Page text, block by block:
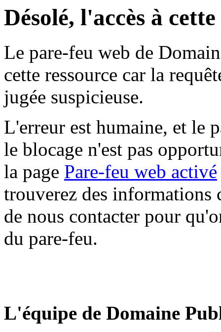
Désolé, l'accès à
Le pare-feu web de
cette ressource car la
jugée suspicieuse.
L'erreur est humaine, et le
le blocage n'est pas
la page Pare-feu web activé
trouverez des informations
de nous contacter pour
du pare-feu.
L'équipe de Domaine